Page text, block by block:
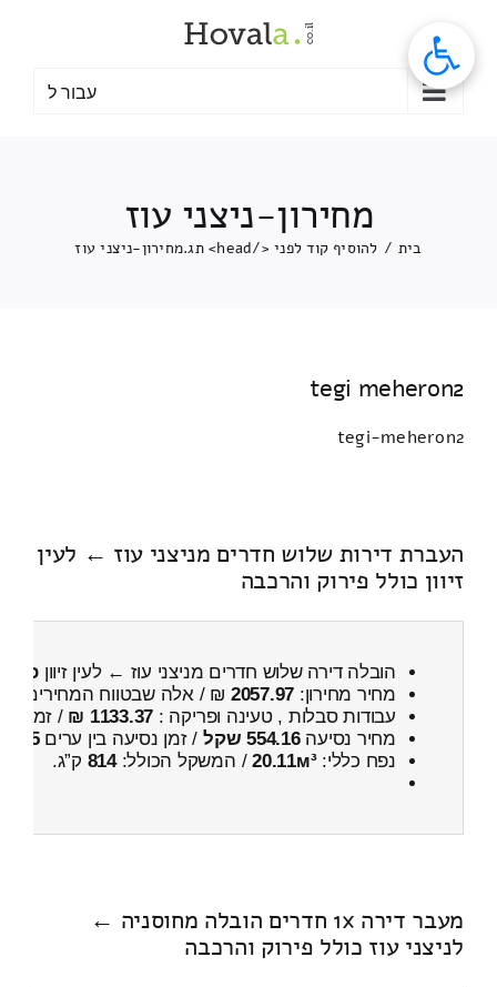
עבור ל
מחירון-ניצני עוז
בית / להוסיף קוד לפני </head> תג. מחירון-ניצני עוז
tegi meheron2
tegi-meheron2
העברת דירות שלוש חדרים מניצני עוז ← לעין
זיוון כולל פירוק והרכבה
הובלה דירה שלוש חדרים מניצני עוז ← לעין זיוון
מחיר מחירון: 2057.97 ₪ / אלה שבטווח המחירים
עבודות סבלות , טעינה ופריקה : 1133.37 ₪ / זמן :
מחיר נסיעה554.16 שקל / זמן נסיעה בין ערים45 דקות
נפח כללי:20.11м³/ המשקל הכולל:814 ק”ג.
מעבר דירה 1x חדרים הובלה מחוסניה ←
לניצני עוז כולל פירוק והרכבה